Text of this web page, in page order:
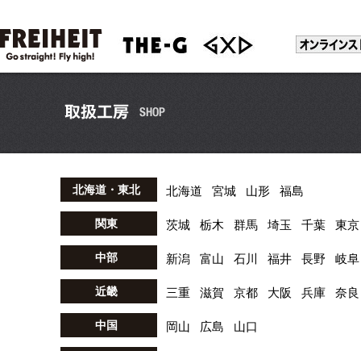
北海道・東北 北海道 宮城 山形 福島
関東 茨城 栃木 群馬 埼玉 千葉 東京
中部 新潟 富山 石川 福井 長野 岐阜
近畿 三重 滋賀 京都 大阪 兵庫 奈良
中国 岡山 広島 山口